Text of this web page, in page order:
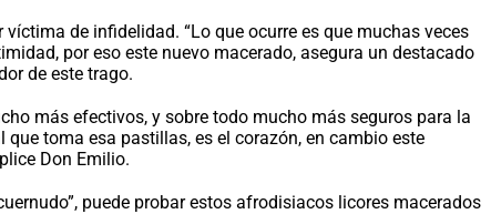
de infidelidad. “Lo que ocurre es que muchas veces
por eso este nuevo macerado, asegura un destacado
de este trago.
más efectivos, y sobre todo mucho más seguros para la
toma esa pastillas, es el corazón, en cambio este
Don Emilio.
puede probar estos afrodisiacos licores macerados